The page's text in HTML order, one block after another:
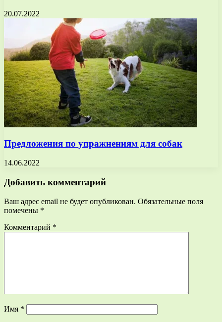
20.07.2022
Предложения по упражнениям для собак
14.06.2022
Добавить комментарий
Ваш адрес email не будет опубликован. Обязательные поля
помечены *
Комментарий *
Имя *